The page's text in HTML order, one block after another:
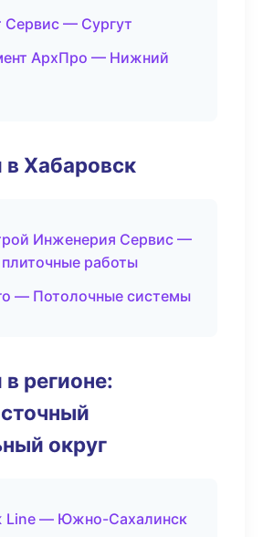
— Сургут
АрхПро — Нижний
Хабаровск
Инженерия Сервис —
работы
— Потолочные системы
регионе:
округ
Line — Южно-Сахалинск